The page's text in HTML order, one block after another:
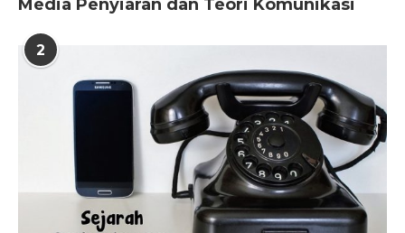
Media Penyiaran dan Teori Komunikasi
2